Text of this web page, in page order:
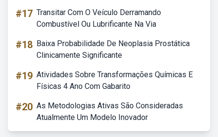
#17 Transitar Com O Veículo Derramando
Combustível Ou Lubrificante Na Via
#18 Baixa Probabilidade De Neoplasia Prostática
Clinicamente Significante
#19 Atividades Sobre Transformações Químicas E
Físicas 4 Ano Com Gabarito
#20 As Metodologias Ativas São Consideradas
Atualmente Um Modelo Inovador